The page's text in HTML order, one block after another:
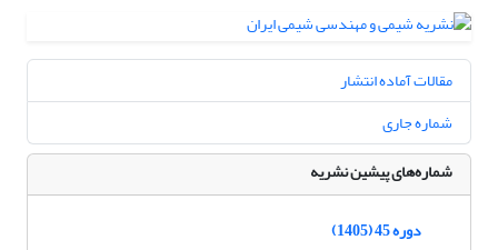
مقالات آماده انتشار
شماره جاری
شماره‌های پیشین نشریه
دوره 45 (1405)